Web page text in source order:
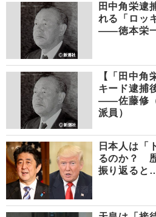
田中角栄逮
れる「ロッ
――徳本栄一
【「田中角
キード逮捕
――佐藤修
派員）
日本人は「
るのか？
振り返る